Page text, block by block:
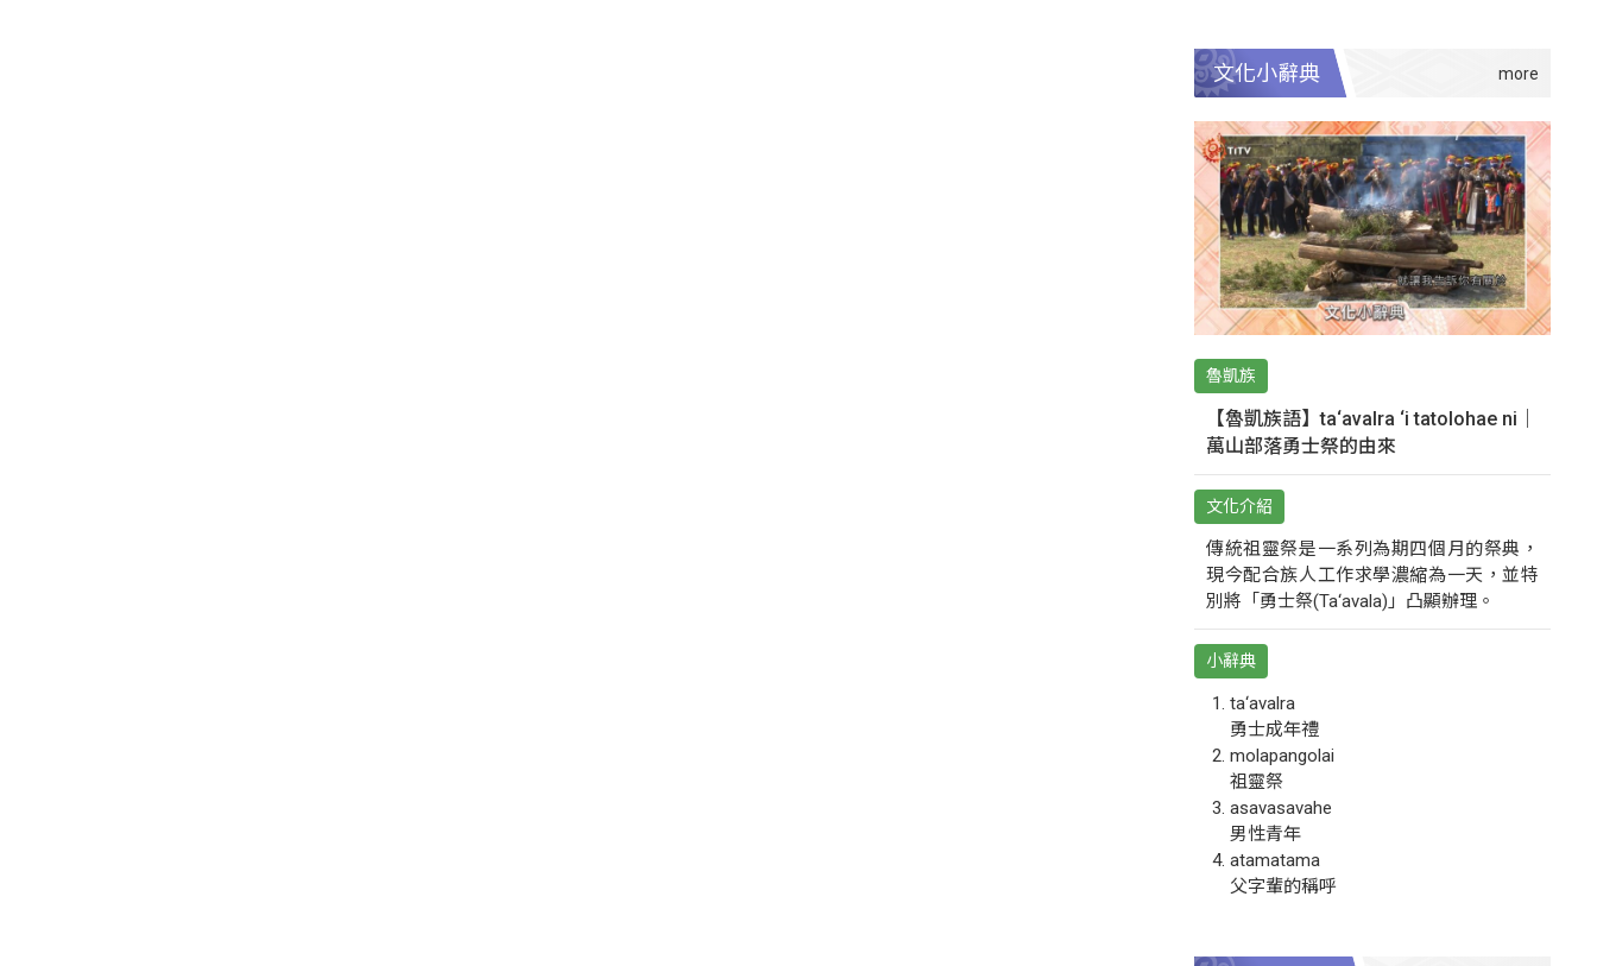
文化小辭典
魯凱族
【魯凱族語】ta‘avalra ‘i tatolohae ni｜
萬山部落勇士祭的由來
文化介紹
傳統祖靈祭是一系列為期四個月的祭典，
現今配合族人工作求學濃縮為一天，並特
別將「勇士祭(Ta‘avala)」凸顯辦理。
小辭典
ta‘avalra
勇士成年禮
molapangolai
祖靈祭
asavasavahe
男性青年
atamatama
父字輩的稱呼